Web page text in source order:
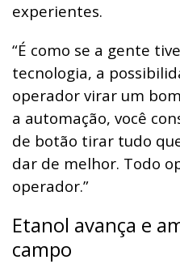
experientes.
“É como se a gente
tecnologia, a
operador virar um
a automação, você
de botão tirar tudo
dar de melhor. Todo
operador.”
Etanol avança e
campo